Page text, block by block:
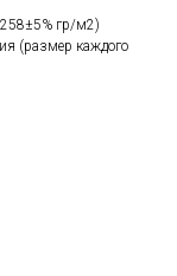
258±5% гр/м2)
(размер каждого